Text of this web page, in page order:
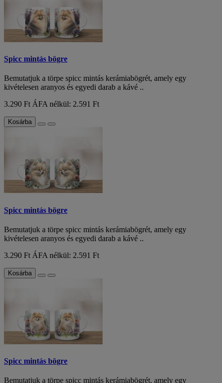
Spicc mintás bögre
Bemutatjuk a törpe spicc mintás kerámiabögrét, amely egy
kivételesen aranyos és egyedi darab a kávé ..
3.290 FtÁFA nélkül: 2.591 Ft
Kosárba
Spicc mintás bögre
Bemutatjuk a törpe spicc mintás kerámiabögrét, amely egy
kivételesen aranyos és egyedi darab a kávé ..
3.290 Ft ÁFA nélkül: 2.591 Ft
Kosárba
Spicc mintás bögre
Bemutatjuk a törpe spicc mintás kerámiabögrét, amely egy